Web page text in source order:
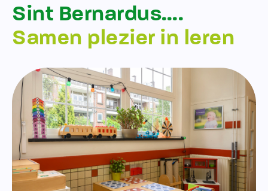
Sint Bernardus….
Samen plezier in leren